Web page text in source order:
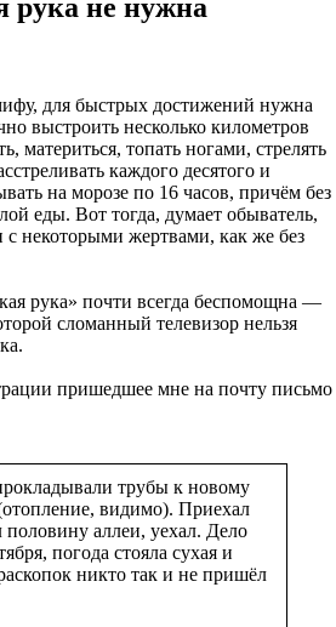
рука не нужна
для быстрых достижений нужна
выстроить несколько километров
материться, топать ногами, стрелять
каждого десятого и
на морозе по 16 часов, причём без
еды. Вот тогда, думает обыватель,
некоторыми жертвами, как же без
рука» почти всегда беспомощна —
сломанный телевизор нельзя
пришедшее мне на почту письмо
трубы к новому
видимо). Приехал
половину аллеи, уехал. Дело
погода стояла сухая и
никто так и не пришёл